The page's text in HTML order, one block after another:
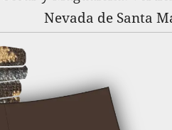
Nevada de Santa